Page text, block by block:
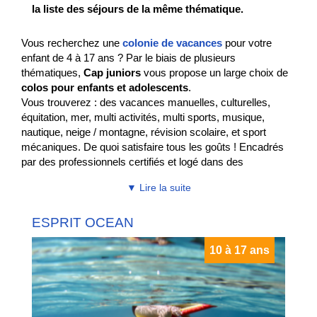
la liste des séjours de la même thématique.
Vous recherchez une colonie de vacances pour votre
enfant de 4 à 17 ans ? Par le biais de plusieurs
thématiques, Cap juniors vous propose un large choix de
colos pour enfants et adolescents.
Vous trouverez : des vacances manuelles, culturelles,
équitation, mer, multi activités, multi sports, musique,
nautique, neige / montagne, révision scolaire, et sport
mécaniques. De quoi satisfaire tous les goûts ! Encadrés
par des professionnels certifiés et logé dans des
profiter pleinement de leur séjour.
Cet été, une joyeuse colonie de vacances accueille des
enfants âgés de 8 à 12 ans, prêts à vivre une aventure
mémorable. Au cœur d'une nature verdoyante, les rires et
les cris de joie résonnent chaque jour.
Au programme : jeux de plein air, chasses au trésor,
▼ Lire la suite
ESPRIT OCEAN
10 à 17 ans